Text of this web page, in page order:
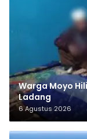
Warga Moyo
Ladang
6 Agustus 2026